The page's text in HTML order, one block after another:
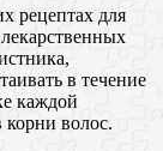
рецептах для
в течение
каждой
корни волос.